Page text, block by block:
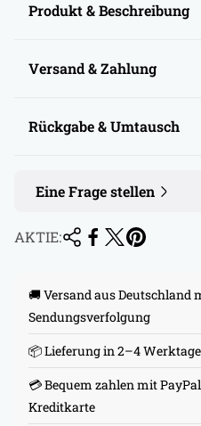
Produkt & Beschreibung
Versand & Zahlung
Rückgabe & Umtausch
Eine Frage stellen
AKTIE:
🚚 Versand aus Deutschland
Sendungsverfolgung
📦 Lieferung in 2–4
💳 Bequem zahlen mit
Kreditkarte